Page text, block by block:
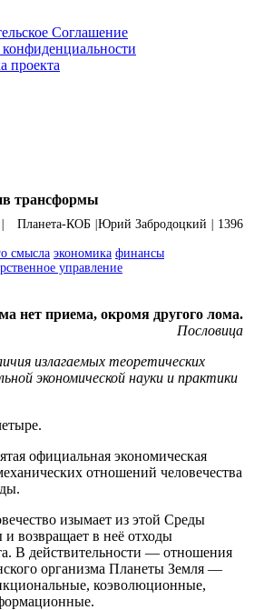
Соглашение
проекта
трансформы
Планета-КОБ Юрий Забродоцкий
1396
смысла экономика финансы
управление
нет приема, окромя другого лома.
Пословица
излагаемых теоретических
экономической науки и практики
официальная экономическая
отношений человечества
изымает из этой Среды
возвращает в неё отходы
В действительности — отношения
организма Планеты Земля —
коэволюционные,